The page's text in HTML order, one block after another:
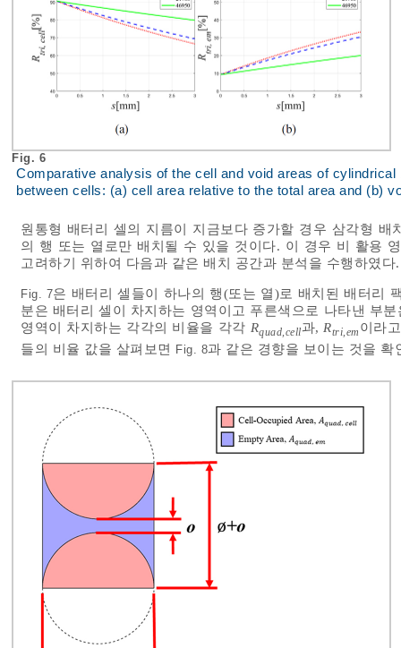
Fig. 6
Comparative analysis of the cell and void areas of
between cells: (a) cell area relative to the total area and (b)
원통형 배터리 셀의 지름이 지금보다 증가할 경우 삼각형
의 행 또는 열로만 배치될 수 있을 것이다. 이 경우 비 활용
고려하기 위하여 다음과 같은 배치 공간과 분석을 수행하였다.
Fig. 7은 배터리 셀들이 하나의 행(또는 열)로 배치된 배터리
분은 배터리 셀이 차지하는 영역이고 푸른색으로 나타낸 부
영역이 차지하는 각각의 비율을 각각 Rquad,cell과,Rtri,em 이라
들의 비율 값을 살펴보면 Fig. 8과 같은 경향을 보이는 것을 확